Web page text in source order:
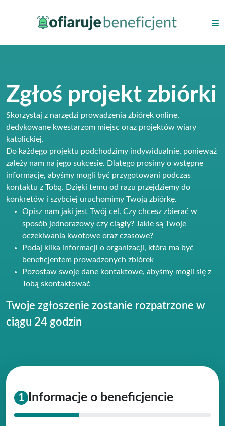
Zgłoś projekt zbiórki
Skorzystaj z narzędzi prowadzenia zbiórek online,
dedykowane kwestarzom miejsc oraz projektów wiary
katolickiej.
Do każdego projektu podchodzimy indywidualnie, ponieważ
zależy nam na jego sukcesie. Dlatego prosimy o wstępne
informacje, abyśmy mogli być przygotowani podczas
kontaktu z Tobą. Dzięki temu od razu przejdziemy do
konkretów i szybciej uruchomimy Twoją zbiórkę.
Opisz nam jaki jest Twój cel. Czy chcesz zbierać w
sposób jednorazowy czy ciągły? Jakie są Twoje
oczekiwania kwotowe oraz czasowe?
Podaj kilka informacji o organizacji, która ma być
beneficjentem prowadzonych zbiórek
Pozostaw swoje dane kontaktowe, abyśmy mogli się z
Tobą skontaktować
Twoje zgłoszenie zostanie rozpatrzone w
ciągu 24 godzin
1 Informacje o beneficjencie